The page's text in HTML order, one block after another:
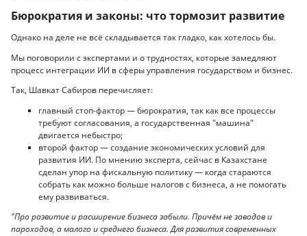
Бюрократия и законы: что тормозит развитие
Однако на деле не всё складывается так гладко, как хотелось бы.
Мы поговорили с экспертами и о трудностях, которые замедляют
процесс интеграции ИИ в сферы управления государством и бизнес.
Так, Шавкат Сабиров перечисляет:
главный стоп-фактор — бюрократия, так как все процессы
требуют согласования, а государственная "машина"
двигается небыстро;
второй фактор — создание экономических условий для
развития ИИ. По мнению эксперта, сейчас в Казахстане
сделан упор на фискальную политику — когда стараются
собрать как можно больше налогов с бизнеса, а не помогать
ему развиваться.
"Про развитие и расширение бизнеса забыли. Причём не заводов и
пароходов, а малого и среднего бизнеса. Для развития современных